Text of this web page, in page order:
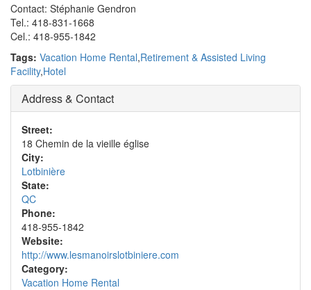
Contact: Stéphanie Gendron
Tel.: 418-831-1668
Cel.: 418-955-1842
Tags: Vacation Home Rental,Retirement & Assisted Living
Facility,Hotel
Address & Contact
Street:
18 Chemin de la vieille église
City:
Lotbinière
State:
QC
Phone:
418-955-1842
Website:
http://www.lesmanoirslotbiniere.com
Category:
Vacation Home Rental